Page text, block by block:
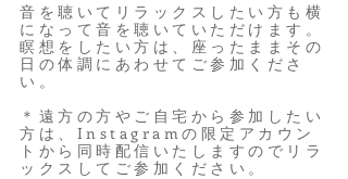
音を聴いてリラックスしたい方も横
になって音を聴いていただけます。
瞑想をしたい方は、座ったままその
日の体調にあわせてご参加くださ
い。
＊遠方の方やご自宅から参加したい
方は、Instagramの限定アカウン
トから同時配信いたしますのでリラ
ックスしてご参加ください。